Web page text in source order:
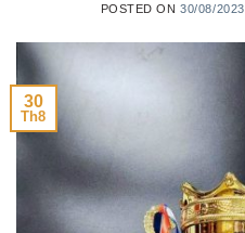
POSTED ON30/08/2023
30
Th8